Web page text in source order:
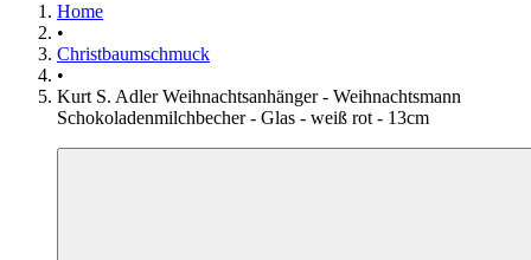
Home
•
Christbaumschmuck
•
Kurt S. Adler Weihnachtsanhänger - Weihnachtsmann
Schokoladenmilchbecher - Glas - weiß rot - 13cm